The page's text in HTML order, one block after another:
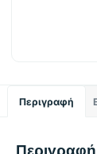
Περιγραφή